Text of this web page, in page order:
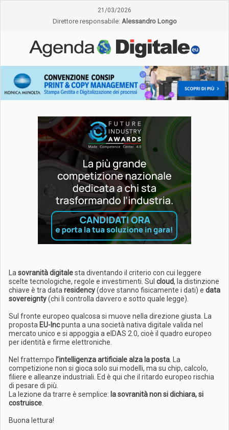
21/03/2026
Direttore responsabile: Alessandro Longo
La sovranità digitalesta diventando il criterio con cui leggere
scelte tecnologiche, regole e investimenti. Sul cloud, la distinzione
chiave è tra data residency(dove stanno fisicamente i dati) e data
sovereignty(chi li controlla davvero e sotto quale legge).
Sul fronte europeo qualcosa si muove nella direzione giusta. La
proposta EU-Incpunta a una società nativa digitale valida nel
mercato unico e si appoggia a eIDAS 2.0, cioè il quadro europeo
per identità e firme elettroniche.
Nel frattempo l’intelligenza artificiale alza la posta . La
competizione non si gioca solo sui modelli, ma su chip, calcolo,
filiere e alleanze industriali. Ed è qui che il ritardo europeo rischia
di pesare di più.
La lezione da trarre è semplice: la sovranità non si dichiara, si
costruisce
Buona lettura!